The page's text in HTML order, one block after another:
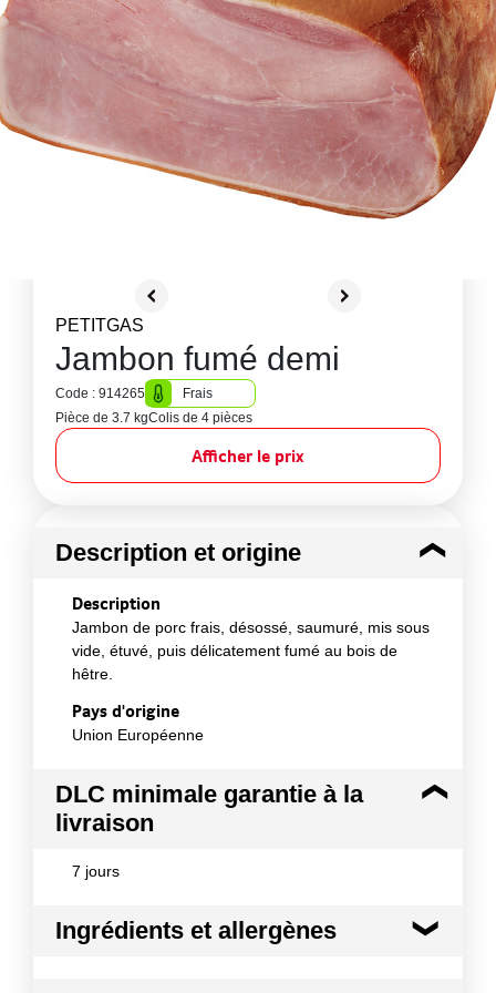
PETITGAS
Jambon fumé demi
Code : 914265
Frais
Pièce de 3.7 kgColis de 4 pièces
Afficher le prix
Description et origine
Description
Jambon de porc frais, désossé, saumuré, mis sous
vide, étuvé, puis délicatement fumé au bois de
hêtre.
Pays d'origine
Union Européenne
DLC minimale garantie à la
livraison
7 jours
Ingrédients et allergènes